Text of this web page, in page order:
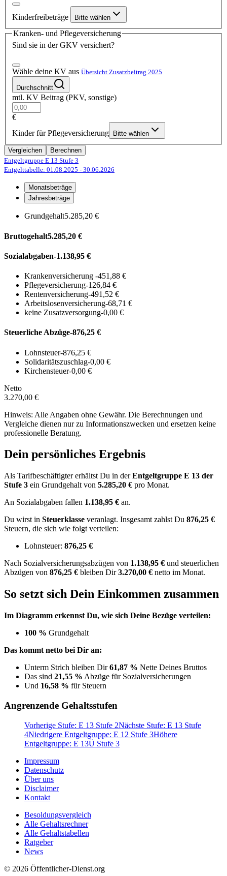
Kinderfreibeträge Bitte wählen
Kranken- und Pflegeversicherung
Sind sie in der GKV versichert?
Wähle deine KV aus Übersicht Zusatzbeitrag 2025
Durchschnitt
mtl. KV Beitrag (PKV, sonstige)
€
Kinder für Pflegeversicherung
Bitte wählen
Vergleichen
Berechnen
Entgeltgruppe E 13 Stufe 3
Entgelttabelle: 01.08.2025 - 30.06.2026
Monatsbeträge
Jahresbeträge
Grundgehalt5.285,20 €
Bruttogehalt5.285,20 €
Sozialabgaben-1.138,95 €
Krankenversicherung -451,88 €
Pflegeversicherung-126,84 €
Rentenversicherung-491,52 €
Arbeitslosenversicherung-68,71 €
keine Zusatzversorgung-0,00 €
Steuerliche Abzüge-876,25 €
Lohnsteuer-876,25 €
Solidaritätszuschlag-0,00 €
Kirchensteuer-0,00 €
Netto
3.270,00 €
Hinweis: Alle Angaben ohne Gewähr. Die Berechnungen und
Vergleiche dienen nur zu Informationszwecken und ersetzen keine
professionelle Beratung.
Dein persönliches Ergebnis
Als Tarifbeschäftigter erhältst Du in derEntgeltgruppe E 13 der
Stufe 3 ein Grundgehalt von 5.285,20 € pro Monat.
An Sozialabgaben fallen 1.138,95 € an.
Du wirst in Steuerklasse veranlagt. Insgesamt zahlst Du 876,25 €
Steuern, die sich wie folgt verteilen:
Lohnsteuer: 876,25 €
Nach Sozialversicherungsabzügen von 1.138,95 € und steuerlichen
Abzügen von 876,25 € bleiben Dir3.270,00 € netto im Monat.
So setzt sich Dein Einkommen zusammen
Im Diagramm erkennst Du, wie sich Deine Bezüge verteilen:
100 % Grundgehalt
Das kommt netto bei Dir an:
Unterm Strich bleiben Dir61,87 % Nette Deines Bruttos
Das sind 21,55 % Abzüge für Sozialversicherungen
Und 16,58 % für Steuern
Angrenzende Gehaltsstufen
Vorherige Stufe: E 13 Stufe 2Nächste Stufe: E 13 Stufe
4Niedrigere Entgeltgruppe: E 12 Stufe 3Höhere
Entgeltgruppe: E 13Ü Stufe 3
Impressum
Datenschutz
Über uns
Disclaimer
Kontakt
Besoldungsvergleich
Alle Gehaltsrechner
Alle Gehaltstabellen
Ratgeber
News
© 2026 Öffentlicher-Dienst.org